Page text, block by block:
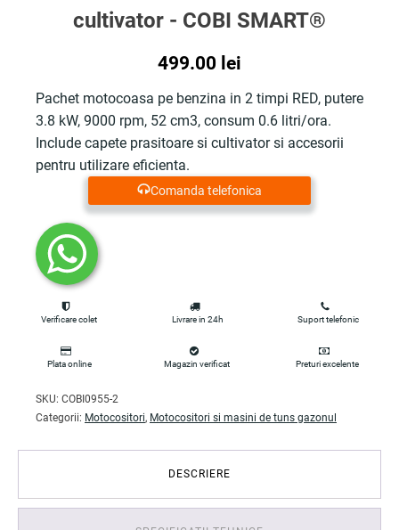
cultivator - COBI SMART®
499.00 lei
Pachet motocoasa pe benzina in 2 timpi RED, putere
3.8 kW, 9000 rpm, 52 cm3, consum 0.6 litri/ora.
Include capete prasitoare si cultivator si accesorii
pentru utilizare eficienta.
Comanda telefonica
Verificare colet Livrare in 24h Suport telefonic
Plata online Magazin verificat Preturi excelente
SKU: COBI0955-2
Categorii: Motocositori, Motocositori si masini de tuns gazonul
DESCRIERE